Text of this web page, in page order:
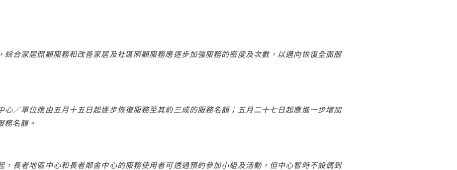
綜合家居照顧服務和改善家居及社區照顧服務應逐步加強服務的密度及次數，以邁向恢復全面服
心／單位應由五月十五日起逐步恢復服務至其約三成的服務名額；五月二十七日起應進一步增加
務名額。
，長者地區中心和長者鄰舍中心的服務使用者可透過預約參加小組及活動，但中心暫時不設偶到